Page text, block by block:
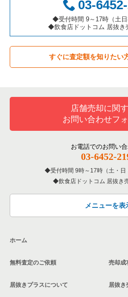
カラオケ・パブ・スナックの居抜き売
バーの居抜き売却物件の案件一覧
居酒屋・ダイニングバーの居抜き売却
洋食の居抜き売却物件の案件一覧
その他の居抜き売却物件の案件一覧
横浜市都筑区の飲食店の居抜き売却物
横浜市西区の飲食店の居抜き売却物件
川崎市宮前区の飲食店の居抜き売却物
川崎市幸区の飲食店の居抜き売却物件
厚木市の飲食店の居抜き売却物件の案
中郡の飲食店の居抜き売却物件の案件
三浦郡の飲食店の居抜き売却物件の案
茅ヶ崎市の飲食店の居抜き売却物件の
川崎市麻生区の飲食店の居抜き売却物
神奈川県のカフェの居抜き売却物件の
神奈川県のテイクアウトの居抜き売却
神奈川県のお弁当・惣菜・デリの居抜
神奈川県のバーの居抜き売却物件の案
神奈川県の居酒屋・ダイニングバーの
神奈川県の専門料理の居抜き売却物件
神奈川県の和食の居抜き売却物件の案
神奈川県の洋食の居抜き売却物件の案
元町・中華街駅の和食の居抜き売却物
元町・中華街駅の洋食の居抜き売却物
元町・中華街駅のその他の居抜き売却
03-
◆受付時間 9～17時（土日
◆飲食店ドットコム 居抜き
すぐに査定額を知りたい
店舗売却に関
お問い合わせフ
お電話でのお問い
03-6452-
受付時間 9時～17時（土・日
飲食店ドットコム 居抜き
メニューを表
ホーム
無料査定のご依頼
居抜きプラスについて
売却成
居抜き